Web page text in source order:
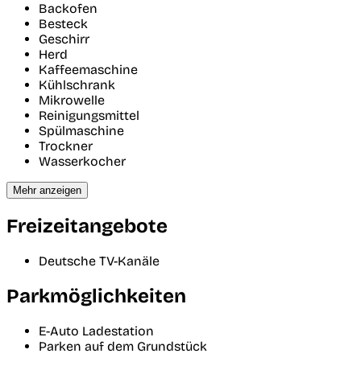
Backofen
Besteck
Geschirr
Herd
Kaffeemaschine
Kühlschrank
Mikrowelle
Reinigungsmittel
Spülmaschine
Trockner
Wasserkocher
Mehr anzeigen
Freizeitangebote
Deutsche TV-Kanäle
Parkmöglichkeiten
E-Auto Ladestation
Parken auf dem Grundstück